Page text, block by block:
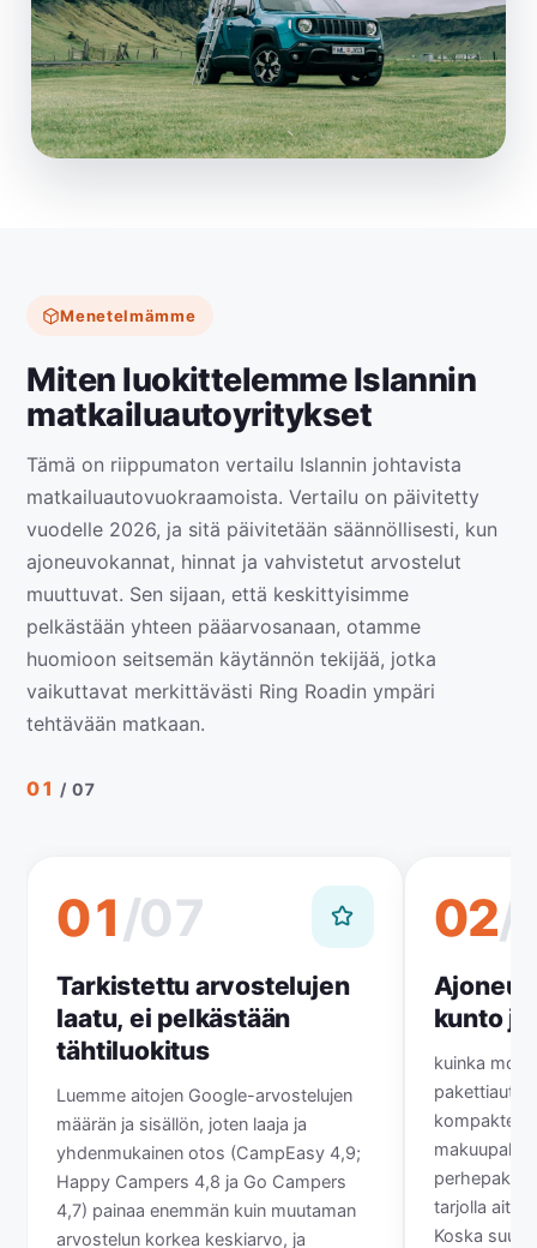
Menetelmämme
Miten luokittelemme Islannin
matkailuautoyritykset
Tämä on riippumaton vertailu Islannin johtavista
matkailuautovuokraamoista. Vertailu on päivitetty
vuodelle 2026, ja sitä päivitetään säännöllisesti, kun
ajoneuvokannat, hinnat ja vahvistetut arvostelut
muuttuvat. Sen sijaan, että keskittyisimme
pelkästään yhteen pääarvosanaan, otamme
huomioon seitsemän käytännön tekijää, jotka
vaikuttavat merkittävästi Ring Roadin ympäri
tehtävään matkaan.
01 / 07
01/07
Tarkistettu arvostelujen
laatu, ei pelkästään
tähtiluokitus
Luemme aitojen Google-arvostelujen
määrän ja sisällön, joten laaja ja
yhdenmukainen otos (CampEasy 4,9;
Happy Campers 4,8 ja Go Campers
4,7) painaa enemmän kuin muutaman
arvostelun korkea keskiarvo, ja
02/
kunto
kuinka
pakettiautot
tarjolla
Koska